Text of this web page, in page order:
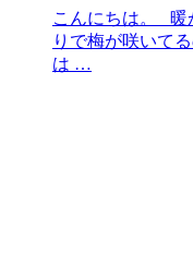
こんにちは。 暖
りで梅が咲いて
は …